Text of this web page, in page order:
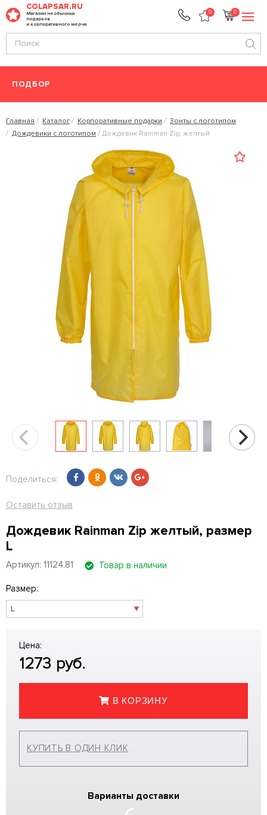
COLAPSAR.RU
Магазин необычных
подарков
и корпоративного мерча
0 0
ПОДБОР
Главная Каталог Корпоративные подарки
Зонты с логотипом
Дождевики с логотипом
Дождевик Rainman Zip, желтый
Поделиться:
Оставить отзыв
Дождевик Rainman Zip желтый, размер
L
Артикул: 11124.81 Товар в наличии
Размер:
Цена:
1273 руб.
В КОРЗИНУ
КУПИТЬ В ОДИН КЛИК
Варианты доставки